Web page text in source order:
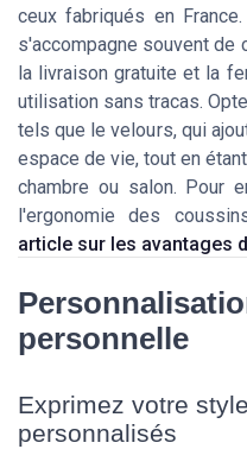
ceux fabriqués en
s'accompagne souvent de
la livraison gratuite et la
utilisation sans tracas.
tels que le velours, qui
espace de vie, tout en
chambre ou salon. Pour
l'ergonomie des
article sur les avantages
personnelle
Exprimez votre
personnalisés